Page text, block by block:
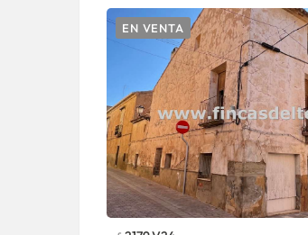
EN VENTA